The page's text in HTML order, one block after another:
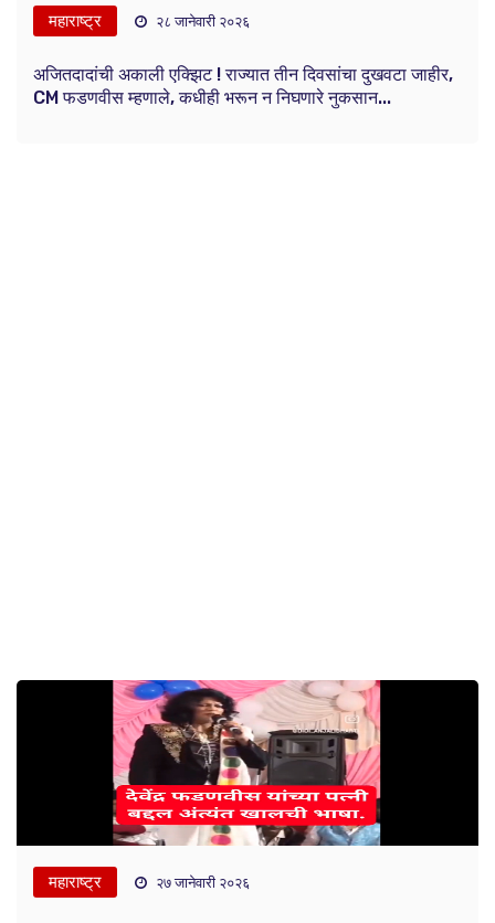
महाराष्ट्र २८ जानेवारी २०२६
अजितदादांची अकाली एक्झिट ! राज्यात तीन दिवसांचा दुखवटा जाहीर,
CM फडणवीस म्हणाले, कधीही भरून न निघणारे नुकसान...
महाराष्ट्र २७ जानेवारी २०२६